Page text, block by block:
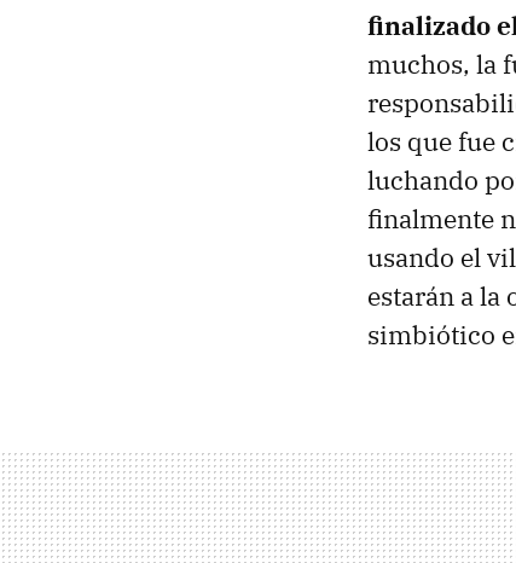
finalizado
muchos, la
los que fue
luchando
finalmente
usando el
estarán a
simbiótico